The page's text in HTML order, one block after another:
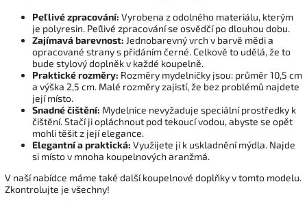
Peľlivé zpracování: Vyrobena z odolného materiálu, kterým
je polyresin. Peľlivé zpracování se osvědčí po dlouhou dobu.
Zajímavá barevnost: Jednobarevný vrch v barvě mědi a
opracované strany s přidáním černé. Celkově to udělá, že to
bude stylový doplněk v každé koupelně.
Praktické rozměry: Rozměry mydelničky jsou: průměr 10,5 cm
a výška 2,5 cm. Malé rozměry zajistí, že bez problémů najdete
její místo.
Snadné čištění: Mydelnice nevyžaduje speciální prostředky k
čištění. Stačí ji opláchnout pod tekoucí vodou, abyste se opět
mohli těšit z její elegance.
Elegantní a praktická: Využijete ji k uskladnění mýdla. Najde
si místo v mnoha koupelnových aranžmá.
V naší nabídce máme také další koupelnové doplňky v tomto modelu.
Zkontrolujte je všechny!